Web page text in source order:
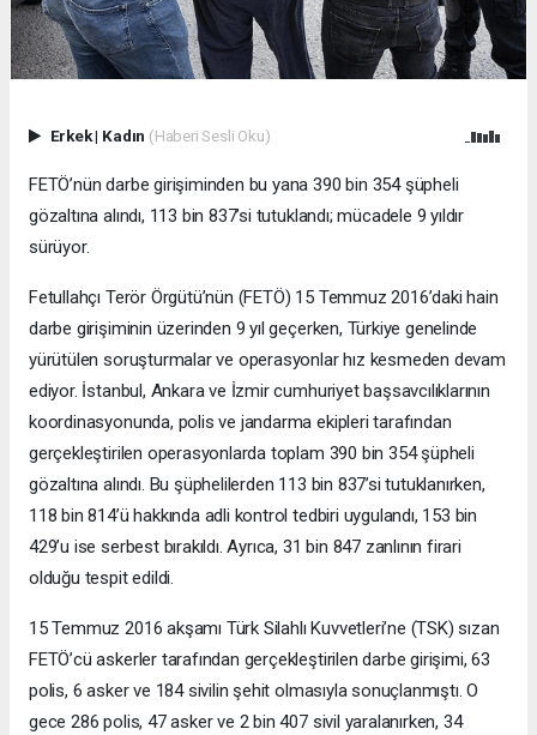
Erkek| Kadın (Haberi Sesli Oku)
FETÖ’nün darbe girişiminden bu yana 390 bin 354 şüpheli
gözaltına alındı, 113 bin 837’si tutuklandı; mücadele 9 yıldır
sürüyor.
Fetullahçı Terör Örgütü’nün (FETÖ) 15 Temmuz 2016’daki hain
darbe girişiminin üzerinden 9 yıl geçerken, Türkiye genelinde
yürütülen soruşturmalar ve operasyonlar hız kesmeden devam
ediyor. İstanbul, Ankara ve İzmir cumhuriyet başsavcılıklarının
koordinasyonunda, polis ve jandarma ekipleri tarafından
gerçekleştirilen operasyonlarda toplam 390 bin 354 şüpheli
gözaltına alındı. Bu şüphelilerden 113 bin 837’si tutuklanırken,
118 bin 814’ü hakkında adli kontrol tedbiri uygulandı, 153 bin
429’u ise serbest bırakıldı. Ayrıca, 31 bin 847 zanlının firari
olduğu tespit edildi.
15 Temmuz 2016 akşamı Türk Silahlı Kuvvetleri’ne (TSK) sızan
FETÖ’cü askerler tarafından gerçekleştirilen darbe girişimi, 63
polis, 6 asker ve 184 sivilin şehit olmasıyla sonuçlanmıştı. O
gece 286 polis, 47 asker ve 2 bin 407 sivil yaralanırken, 34